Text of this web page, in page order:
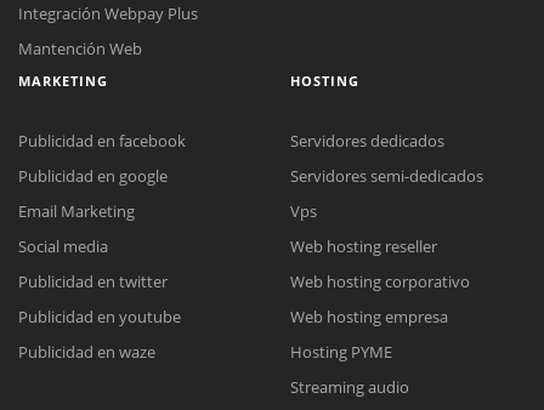
Reunión online
Nuestros ejecutivos le enviarán un correo electrónico con el enlace a
Cotización
Complete el formulario y nos contactaremos a la brevedad.
Chat Online
Todos nuestros ejecutivos están fuera de línea. Complete el formulario
para enviarnos un correo electrónico con sus datos personales.
Integración Webpay Plus
Mantención Web
MARKETING
Publicidad en facebook
Publicidad en google
Email Marketing
Social media
Publicidad en twitter
Publicidad en youtube
Publicidad en waze
HOSTING
Servidores dedicados
Servidores semi-dedicados
Vps
Web hosting reseller
Web hosting corporativo
Web hosting empresa
Hosting PYME
Streaming audio